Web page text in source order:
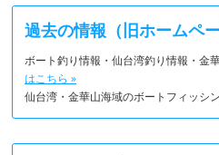
過去の情報（旧ホームペー
ボート釣り情報・仙台湾釣り情報・金
はこちら »
仙台湾・金華山海域のボートフィッシ